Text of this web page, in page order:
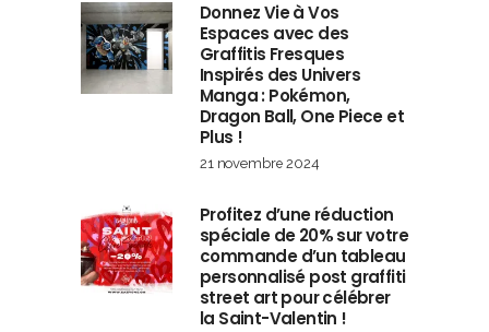
Donnez Vie à Vos
Espaces avec des
Graffitis Fresques
Inspirés des Univers
Manga : Pokémon,
Dragon Ball, One Piece et
Plus !
21 novembre 2024
Profitez d’une réduction
spéciale de 20% sur votre
commande d’un tableau
personnalisé post graffiti
street art pour célébrer
la Saint-Valentin !